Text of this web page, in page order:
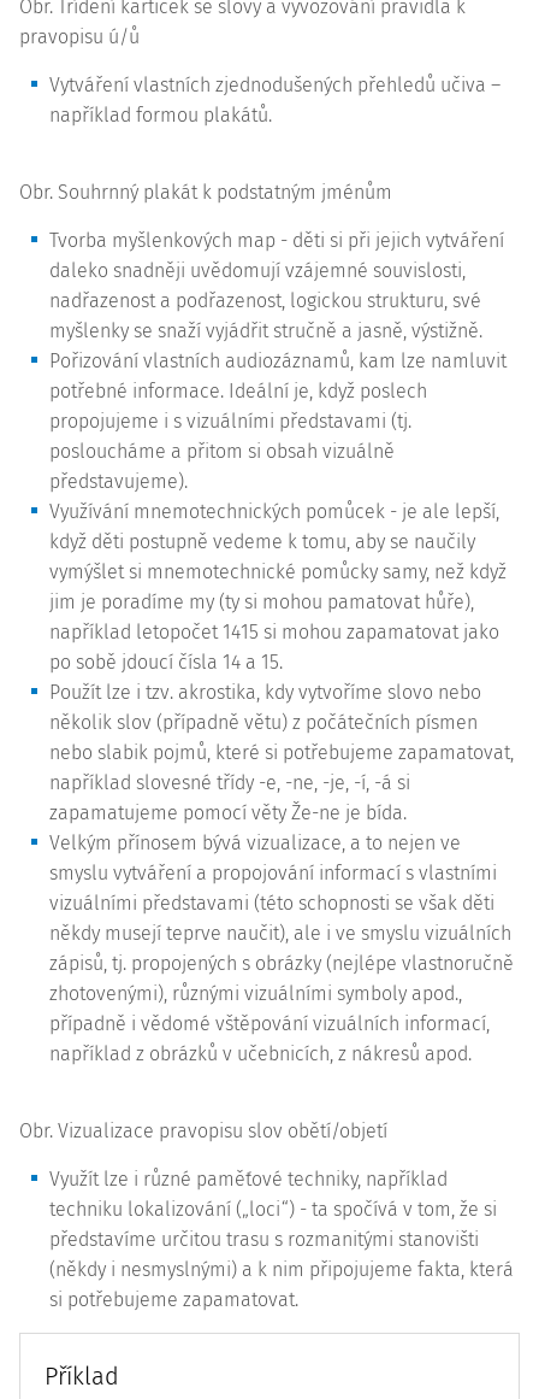
Obr. Třídění kartiček se slovy a vyvozování pravidla k
pravopisu ú/ů
Vytváření vlastních zjednodušených přehledů učiva –
například formou plakátů.
Obr. Souhrnný plakát k podstatným jménům
Tvorba myšlenkových map - děti si při jejich vytváření
daleko snadněji uvědomují vzájemné souvislosti,
nadřazenost a podřazenost, logickou strukturu, své
myšlenky se snaží vyjádřit stručně a jasně, výstižně.
Pořizování vlastních audiozáznamů, kam lze namluvit
potřebné informace. Ideální je, když poslech
propojujeme i s vizuálními představami (tj.
posloucháme a přitom si obsah vizuálně
představujeme).
Využívání mnemotechnických pomůcek - je ale lepší,
když děti postupně vedeme k tomu, aby se naučily
vymýšlet si mnemotechnické pomůcky samy, než když
jim je poradíme my (ty si mohou pamatovat hůře),
například letopočet 1415 si mohou zapamatovat jako
po sobě jdoucí čísla 14 a 15.
Použít lze i tzv. akrostika, kdy vytvoříme slovo nebo
několik slov (případně větu) z počátečních písmen
nebo slabik pojmů, které si potřebujeme zapamatovat,
například slovesné třídy -e, -ne, -je, -í, -á si
zapamatujeme pomocí věty Že-ne je bída.
Velkým přínosem bývá vizualizace, a to nejen ve
smyslu vytváření a propojování informací s vlastními
vizuálními představami (této schopnosti se však děti
někdy musejí teprve naučit), ale i ve smyslu vizuálních
zápisů, tj. propojených s obrázky (nejlépe vlastnoručně
zhotovenými), různými vizuálními symboly apod.,
případně i vědomé vštěpování vizuálních informací,
například z obrázků v učebnicích, z nákresů apod.
Obr. Vizualizace pravopisu slov obětí/objetí
Využít lze i různé paměťové techniky, například
techniku lokalizování („loci“) - ta spočívá v tom, že si
představíme určitou trasu s rozmanitými stanovišti
(někdy i nesmyslnými) a k nim připojujeme fakta, která
si potřebujeme zapamatovat.
Příklad